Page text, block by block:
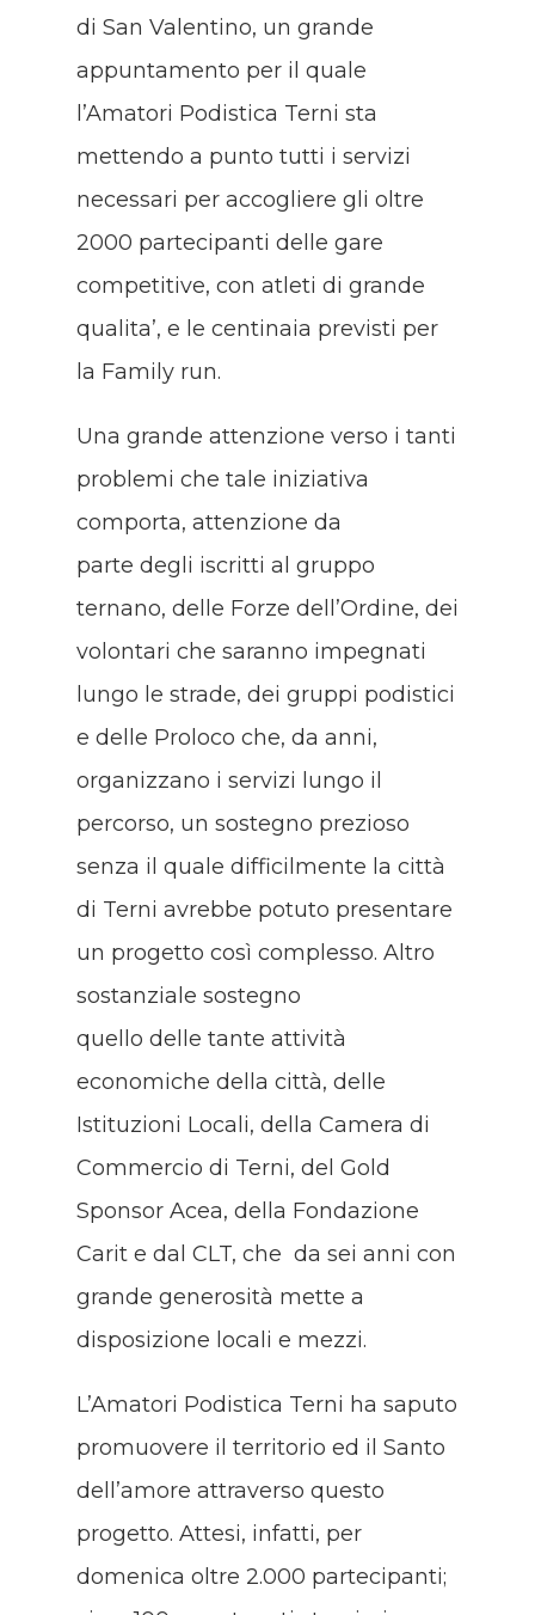
di San Valentino, un grande
appuntamento per il quale
l’Amatori Podistica Terni sta
mettendo a punto tutti i servizi
necessari per accogliere gli oltre
2000 partecipanti delle gare
competitive, con atleti di grande
qualita’, e le centinaia previsti per
la Family run.
Una grande attenzione verso i tanti
problemi che tale iniziativa
comporta, attenzione da
parte degli iscritti al gruppo
ternano, delle Forze dell’Ordine, dei
volontari che saranno impegnati
lungo le strade, dei gruppi podistici
e delle Proloco che, da anni,
organizzano i servizi lungo il
percorso, un sostegno prezioso
senza il quale difficilmente la città
di Terni avrebbe potuto presentare
un progetto così complesso. Altro
sostanziale sostegno
quello delle tante attività
economiche della città, delle
Istituzioni Locali, della Camera di
Commercio di Terni, del Gold
Sponsor Acea, della Fondazione
Carit e dal CLT, che da sei anni con
grande generosità mette a
disposizione locali e mezzi.
L’Amatori Podistica Terni ha saputo
promuovere il territorio ed il Santo
dell’amore attraverso questo
progetto. Attesi, infatti, per
domenica oltre 2.000 partecipanti;